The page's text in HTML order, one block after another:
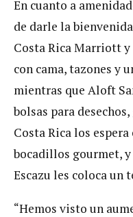
En cuanto a
de darle la
Costa Rica Marriott
con cama, tazones y
mientras que Aloft
bolsas para
Costa Rica los
bocadillos gourmet, y
Escazu les coloca un
“Hemos visto un